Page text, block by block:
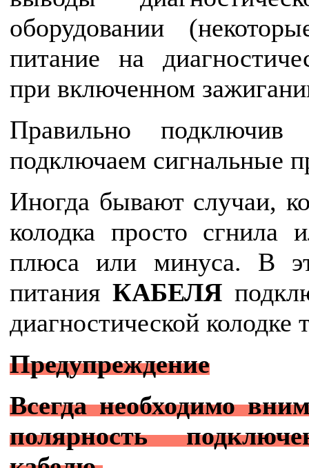
оборудовании
питание на
при включенном
Правильно
подключаем сигнальные
Иногда бывают случаи,
колодка просто
плюса или минуса. В
питания КАБЕЛЯ
диагностической колодке
Предупреждение
Всегда необходимо
полярность